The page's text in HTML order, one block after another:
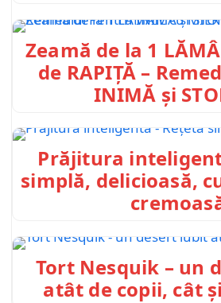
Zeamă de la 1
de RAPIȚĂ –
INIMĂ și
Prăjitura
simplă, delicioasă,
Tort Nesquik – un
atât de copii, cât